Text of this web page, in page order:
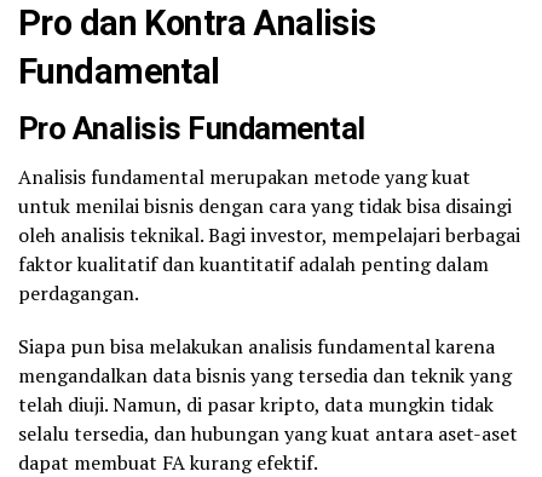
Pro dan Kontra Analisis
Fundamental
Pro Analisis Fundamental
Analisis fundamental merupakan metode yang kuat
untuk menilai bisnis dengan cara yang tidak bisa disaingi
oleh analisis teknikal. Bagi investor, mempelajari berbagai
faktor kualitatif dan kuantitatif adalah penting dalam
perdagangan.
Siapa pun bisa melakukan analisis fundamental karena
mengandalkan data bisnis yang tersedia dan teknik yang
telah diuji. Namun, di pasar kripto, data mungkin tidak
selalu tersedia, dan hubungan yang kuat antara aset-aset
dapat membuat FA kurang efektif.